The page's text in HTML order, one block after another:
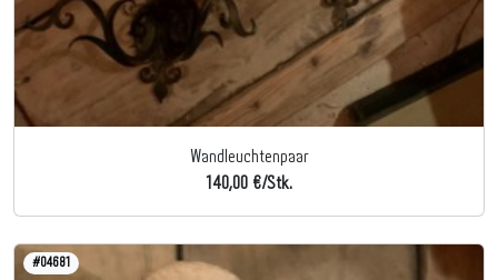
Wandleuchtenpaar
140,00 €/Stk.
#04681